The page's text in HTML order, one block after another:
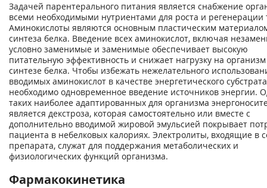
Задачей парентерального питания является снабжение
всеми необходимыми нутриентами для роста и регенерации
Аминокислоты являются основным пластическим
синтеза белка. Введение всех аминокислот, включая
условно заменимые и заменимые обеспечивает высокую
питательную эффективность и снижает нагрузку на
синтезе белка. Чтобы избежать нежелательного
вводимых аминокислот в качестве энергетического субстрата
необходимо одновременное введение источников энергии.
таких наиболее адаптированных для организма
является декстроза, которая самостоятельно или вместе с
дополнительно вводимой жировой эмульсией покрывает
пациента в небелковых калориях. Электролиты, входящие в
препарата, служат для поддержания метаболических и
физиологических функций организма.
Фармакокинетика